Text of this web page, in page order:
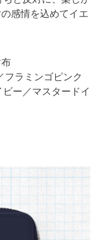
感情を込めてイエ
ラミンゴピンク
ー／マスタードイ